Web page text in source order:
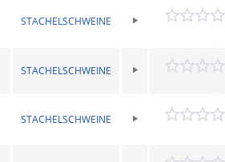
STACHELSCHWEINE
STACHELSCHWEINE
STACHELSCHWEINE